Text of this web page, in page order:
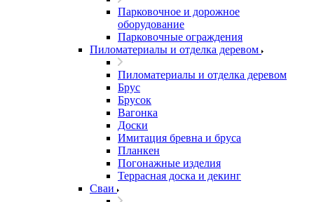
Парковочное и дорожное
оборудование
Парковочные ограждения
Пиломатериалы и отделка деревом
Пиломатериалы и отделка деревом
Брус
Брусок
Вагонка
Доски
Имитация бревна и бруса
Планкен
Погонажные изделия
Террасная доска и декинг
Сваи